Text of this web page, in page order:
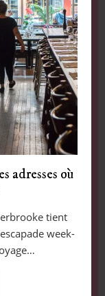
adresses où
tient
week-